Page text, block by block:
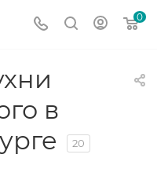
0
в
20